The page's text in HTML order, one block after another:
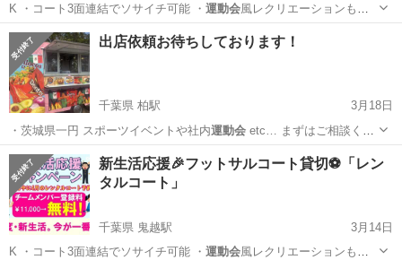
K ・コート3面連結でソサイチ可能 ・ 運動会風レクリエーションも開
催可能 さらに…
千葉 市川市 鬼越駅 スポーツ
出店依頼お待ちしております！
千葉県 柏駅
3月18日
・茨城県一円 スポーツイベントや社内運動会etc… まずはご相談くだ
さい！ ご…
千葉 柏市 柏駅 その他 メキシコ
新生活応援🎉フットサルコート貸切⚽️「レン
タルコート」
千葉県 鬼越駅
3月14日
K ・コート3面連結でソサイチ可能 ・ 運動会風レクリエーションも開